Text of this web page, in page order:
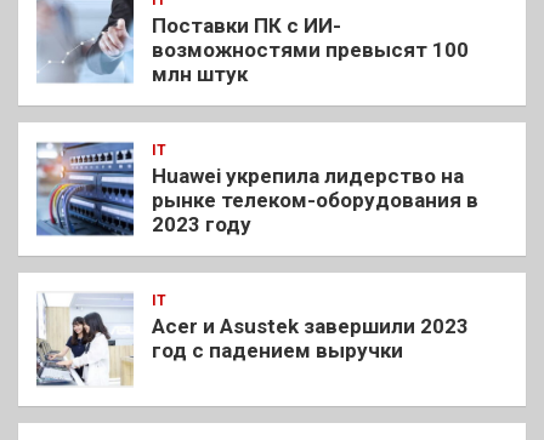
Поставки ПК с ИИ-
возможностями превысят 100
млн штук
IT
Huawei укрепила лидерство на
рынке телеком-оборудования в
2023 году
IT
Acer и Asustek завершили 2023
год с падением выручки